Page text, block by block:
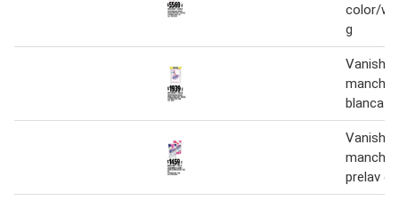
color/
g
Vanish
blanca
Vanish
prelav d/